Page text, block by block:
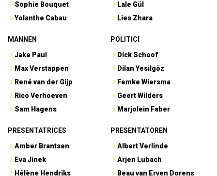
Sophie Bouquet
Yolanthe Cabau
Lale Gül
Lies Zhara
MANNEN
Jake Paul
Max Verstappen
René van der Gijp
Rico Verhoeven
Sam Hagens
POLITICI
Dick Schoof
Dilan Yesilgöz
Femke Wiersma
Geert Wilders
Marjolein Faber
PRESENTATRICES
Amber Brantsen
Eva Jinek
Hélène Hendriks
PRESENTATOREN
Albert Verlinde
Arjen Lubach
Beau van Erven Dorens